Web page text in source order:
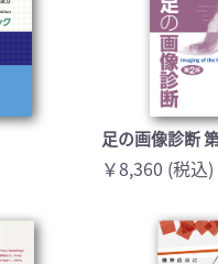
足の画像診断
￥8,360 (税込)